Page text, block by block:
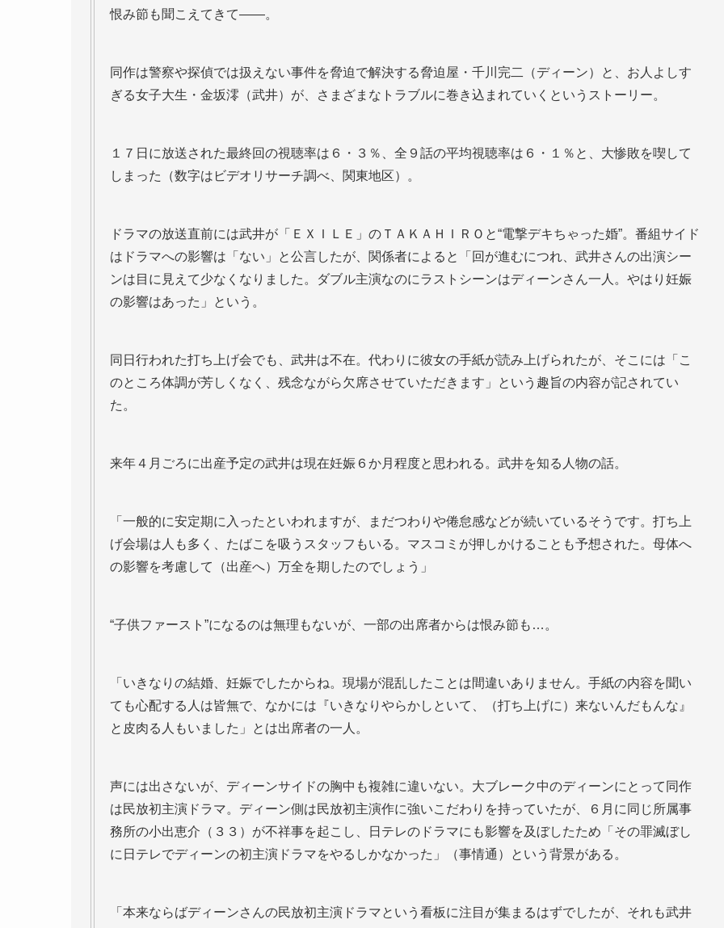
恨み節も聞こえてきて――。
同作は警察や探偵では扱えない事件を脅迫で解決する脅迫屋・千川完二（ディーン）と、お人よしす
ぎる女子大生・金坂澪（武井）が、さまざまなトラブルに巻き込まれていくというストーリー。
１７日に放送された最終回の視聴率は６・３％、全９話の平均視聴率は６・１％と、大惨敗を喫して
しまった（数字はビデオリサーチ調べ、関東地区）。
ドラマの放送直前には武井が「ＥＸＩＬＥ」のＴＡＫＡＨＩＲＯと“電撃デキちゃった婚”。番組サイド
はドラマへの影響は「ない」と公言したが、関係者によると「回が進むにつれ、武井さんの出演シー
ンは目に見えて少なくなりました。ダブル主演なのにラストシーンはディーンさん一人。やはり妊娠
の影響はあった」という。
同日行われた打ち上げ会でも、武井は不在。代わりに彼女の手紙が読み上げられたが、そこには「こ
のところ体調が芳しくなく、残念ながら欠席させていただきます」という趣旨の内容が記されてい
た。
来年４月ごろに出産予定の武井は現在妊娠６か月程度と思われる。武井を知る人物の話。
「一般的に安定期に入ったといわれますが、まだつわりや倦怠感などが続いているそうです。打ち上
げ会場は人も多く、たばこを吸うスタッフもいる。マスコミが押しかけることも予想された。母体へ
の影響を考慮して（出産へ）万全を期したのでしょう」
“子供ファースト”になるのは無理もないが、一部の出席者からは恨み節も…。
「いきなりの結婚、妊娠でしたからね。現場が混乱したことは間違いありません。手紙の内容を聞い
ても心配する人は皆無で、なかには『いきなりやらかしといて、（打ち上げに）来ないんだもんな』
と皮肉る人もいました」とは出席者の一人。
声には出さないが、ディーンサイドの胸中も複雑に違いない。大ブレーク中のディーンにとって同作
は民放初主演ドラマ。ディーン側は民放初主演作に強いこだわりを持っていたが、６月に同じ所属事
務所の小出恵介（３３）が不祥事を起こし、日テレのドラマにも影響を及ぼしたため「その罪滅ぼし
に日テレでディーンの初主演ドラマをやるしかなかった」（事情通）という背景がある。
「本来ならばディーンさんの民放初主演ドラマという看板に注目が集まるはずでしたが、それも武井